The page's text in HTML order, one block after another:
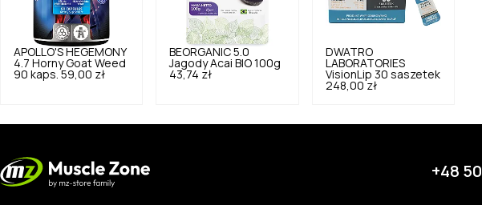
APOLLO'S HEGEMONY
4.7 Horny Goat Weed
90 kaps. 59,00 zł
BEORGANIC 5.0
Jagody Acai BIO 100g
43,74 zł
DWATRO
LABORATORIES
VisionLip 30 saszetek
248,00 zł
+48